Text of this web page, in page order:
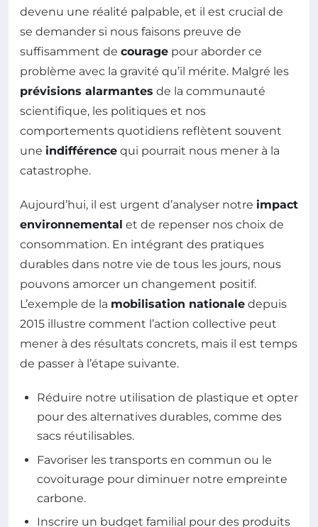
devenu une réalité palpable, et il est crucial de
se demander si nous faisons preuve de
suffisamment de courage pour aborder ce
problème avec la gravité qu’il mérite. Malgré les
prévisions alarmantes de la communauté
scientifique, les politiques et nos
comportements quotidiens reflètent souvent
une indifférence qui pourrait nous mener à la
catastrophe.
Aujourd’hui, il est urgent d’analyser notre impact
environnemental et de repenser nos choix de
consommation. En intégrant des pratiques
durables dans notre vie de tous les jours, nous
pouvons amorcer un changement positif.
L’exemple de la mobilisation nationale depuis
2015 illustre comment l’action collective peut
mener à des résultats concrets, mais il est temps
de passer à l’étape suivante.
Réduire notre utilisation de plastique et opter
pour des alternatives durables, comme des
sacs réutilisables.
Favoriser les transports en commun ou le
covoiturage pour diminuer notre empreinte
carbone.
Inscrire un budget familial pour des produits